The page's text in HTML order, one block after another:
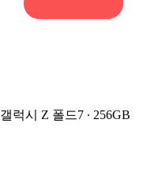
갤럭시 Z 폴드7 ∙ 256GB